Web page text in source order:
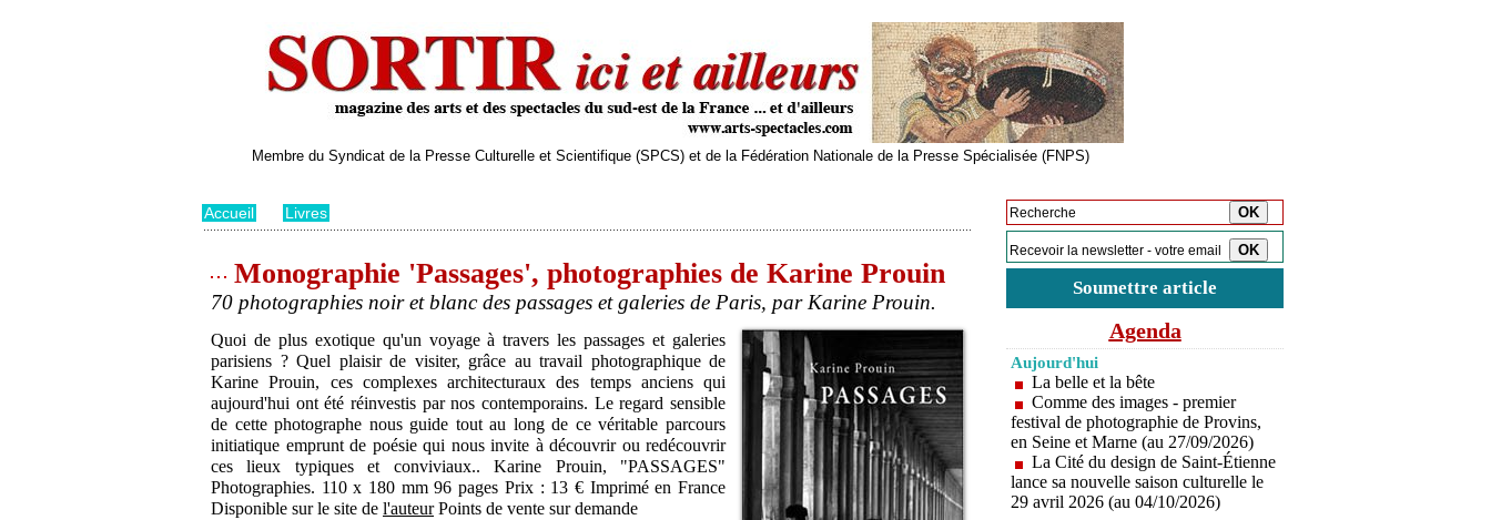
Membre du Syndicat de la Presse Culturelle et Scientifique (SPCS) et de la Fédération Nationale de la Presse Spécialisée (FNPS)
Accueil Livres
Monographie 'Passages', photographies de Karine Prouin
70 photographies noir et blanc des passages et galeries de Paris, par Karine Prouin.
Quoi de plus exotique qu'un voyage à travers les passages et galeries
parisiens ? Quel plaisir de visiter, grâce au travail photographique de
Karine Prouin, ces complexes architecturaux des temps anciens qui
aujourd'hui ont été réinvestis par nos contemporains. Le regard sensible
de cette photographe nous guide tout au long de ce véritable parcours
initiatique emprunt de poésie qui nous invite à découvrir ou redécouvrir
ces lieux typiques et conviviaux.. Karine Prouin, "PASSAGES"
Photographies. 110 x 180 mm 96 pages Prix : 13 € Imprimé en France
Disponible sur le site de l'auteurPoints de vente sur demande
Soumettre article
Agenda
Aujourd'hui
La belle et la bête
Comme des images - premier
festival de photographie de Provins,
en Seine et Marne (au 27/09/2026)
La Cité du design de Saint-Étienne
lance sa nouvelle saison culturelle le
29 avril 2026 (au 04/10/2026)